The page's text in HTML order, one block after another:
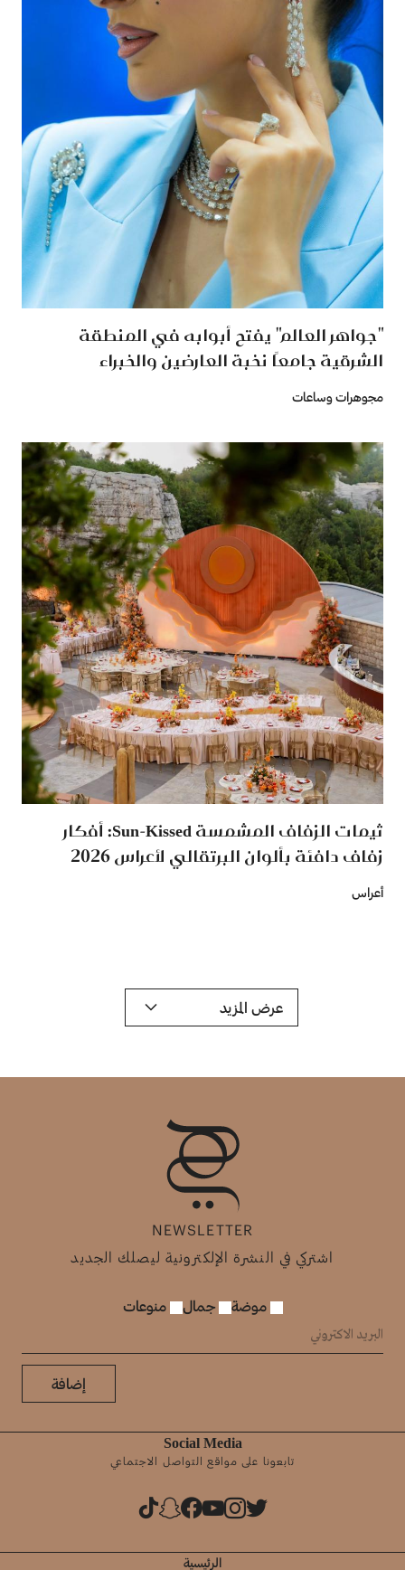
"جواهر العالم" يفتح أبوابه في المنطقة
الشرقية جامعًا نخبة العارضين والخبراء
مجوهرات وساعات
ثيمات الزفاف المشمسة Sun-Kissed: أفكار
زفاف دافئة بألوان البرتقالي لأعراس 2026
أعراس
عرض المزيد
NEWSLETTER
اشتركي في النشرة الإلكترونية ليصلك الجديد
موضة جمال منوعات
إضافة
Social Media
تابعونا على مواقع التواصل الاجتماعي
الرئيسية